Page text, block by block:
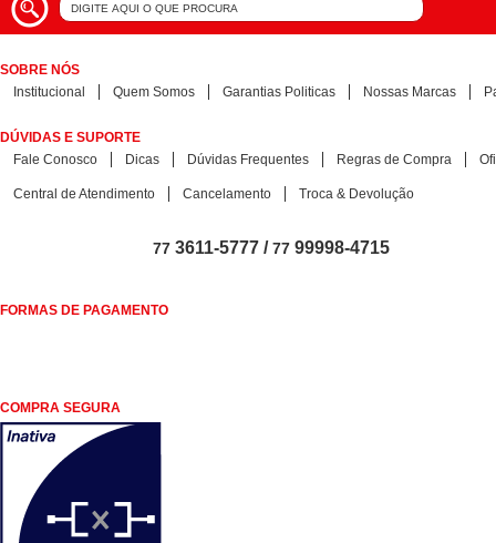
SOBRE NÓS
Institucional
Quem Somos Garantias Politicas Nossas Marcas
DÚVIDAS E SUPORTE
Fale Conosco
Dicas Dúvidas Frequentes Regras de Compra
Central de Atendimento Cancelamento Troca & Devolução
77 3611-5777 /77 99998-4715
FORMAS DE PAGAMENTO
COMPRA SEGURA